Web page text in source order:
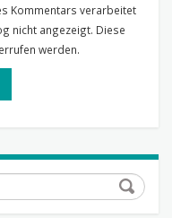
Kommentars verarbeitet
nicht angezeigt. Diese
werden.